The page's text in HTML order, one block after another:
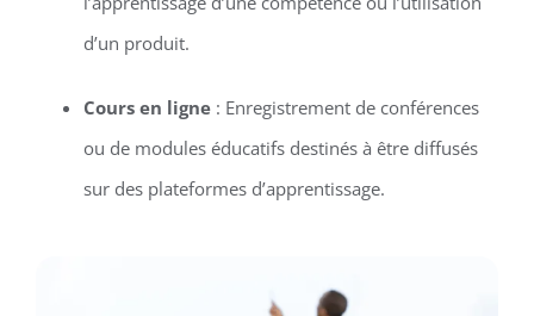
d’un produit.
Cours en ligne: Enregistrement de conférences
ou de modules éducatifs destinés à être diffusés
sur des plateformes d’apprentissage.